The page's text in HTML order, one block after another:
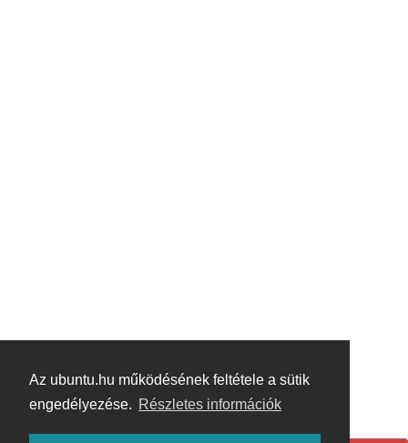
Az ubuntu.hu működésének feltétele a sütik
engedélyezése. Részletes információk